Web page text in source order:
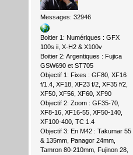
Messages: 32946
Boitier 1: Numériques : GFX
100s ii, X-H2 & X100v
Boitier 2: Argentiques : Fujica
GSW690 et ST705
Objectif 1: Fixes : GF80, XF16
f/1.4, XF18, XF23 f/2, XF35 f/2,
XF50, XF56, XF60, XF90
Objectif 2: Zoom : GF35-70,
XF8-16, XF16-55, XF50-140,
XF100-400, TC 1.4
Objectif 3: En M42 : Takumar 55
& 135mm, Panagor 24mm,
Tamron 80-210mm, Fujinon 28,